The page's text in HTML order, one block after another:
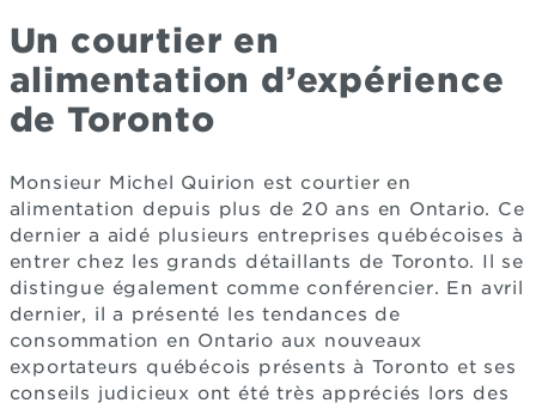
Un courtier en
alimentation d’expérience
de Toronto
Monsieur Michel Quirion est courtier en
alimentation depuis plus de 20 ans en Ontario. Ce
dernier a aidé plusieurs entreprises québécoises à
entrer chez les grands détaillants de Toronto. Il se
distingue également comme conférencier. En avril
dernier, il a présenté les tendances de
consommation en Ontario aux nouveaux
exportateurs québécois présents à Toronto et ses
conseils judicieux ont été très appréciés lors des